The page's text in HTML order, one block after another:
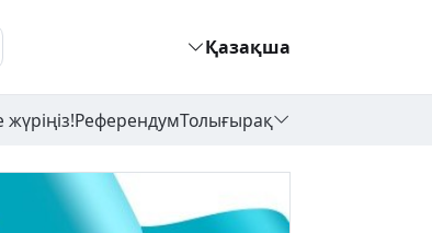
Қазақша
жүріңіз!РеферендумТолығырақ